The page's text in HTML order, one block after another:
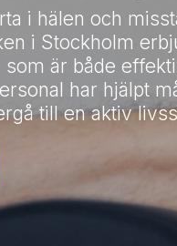
i hälen och
i Stockholm
är både
har hjälpt
till en aktiv